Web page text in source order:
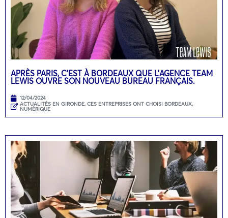
APRÈS PARIS, C’EST À BORDEAUX QUE L’AGENCE TEAM
LEWIS OUVRE SON NOUVEAU BUREAU FRANÇAIS.
12/04/2024
ACTUALITÉS EN GIRONDE, CES ENTREPRISES ONT CHOISI BORDEAUX,
NUMÉRIQUE